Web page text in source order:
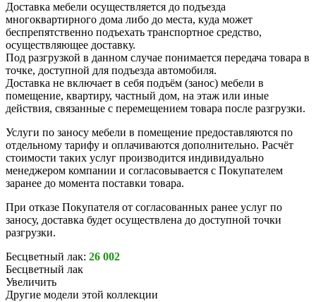
Доставка мебели осуществляется до подъезда
многоквартирного дома либо до места, куда может
беспрепятственно подъехать транспортное средство,
осуществляющее доставку.
Под разгрузкой в данном случае понимается передача товара в
точке, доступной для подъезда автомобиля.
Доставка не включает в себя подъём (занос) мебели в
помещение, квартиру, частный дом, на этаж или иные
действия, связанные с перемещением товара после разгрузки.
Услуги по заносу мебели в помещение предоставляются по
отдельному тарифу и оплачиваются дополнительно. Расчёт
стоимости таких услуг производится индивидуально
менеджером компании и согласовывается с Покупателем
заранее до момента поставки товара.
При отказе Покупателя от согласованных ранее услуг по
заносу, доставка будет осуществлена до доступной точки
разгрузки.
Бесцветный лак: 26 002
Бесцветный лак
Увеличить
Другие модели этой коллекции